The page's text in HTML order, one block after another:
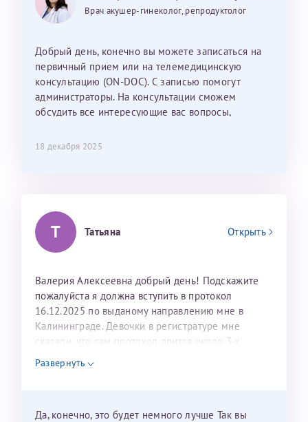
Так же хотелось отметить мед. сестру Сухову
Наталью Викторовну. Тоже очень душевный человек.
лёгкое и простое. Вообще в данной клинике весь
персонал очень вежливый и чуткий, прям приятно
находиться. Мы собираемся туда ещё за вторым
ребёнком, и конечно же только к Ринату
Рафаильевичу, нашему волшебнику, без каких либо
26 июля 2026
дальнейшие действия для программы эко
Врач акушер-гинеколог, репродуктолог
Добрый день, конечно вы можете записаться на
первичный прием или на телемедицинскую
консультацию (ON-DOC). С записью помогут
администраторы. На консультации сможем
обсудить все интересующие вас вопросы,
18 декабря 2025
Т Татьяна Открыть
Валерия Алексеевна добрый день! Подскажите
пожалуйста я должна вступить в протокол
16.12.2025 по выданому направлению мне в
Калининграде. Девочки в регистратуре мне
сказали, что сам протокол длится около 3-х
недель и 3 недели я должна находится в Питере.
Можно мне новый год провести в Калининграде и
Развернуть
Да, конечно, это будет немного лучше Так вы